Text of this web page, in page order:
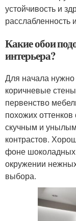
устойчивость и
расслабленность
Какие обои
интерьера?
Для начала нужно
коричневые
первенство
похожих
скучным и
контрастов.
фоне шоколадных
окружении
выбора.